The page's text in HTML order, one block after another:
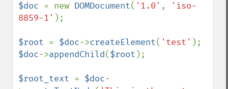
$doc = new DOMDocument( '1.0' ,
'iso-
8859-1' );
$root = $doc->createElement( 'test'
$doc->appendChild($root );
$root_text = $doc-